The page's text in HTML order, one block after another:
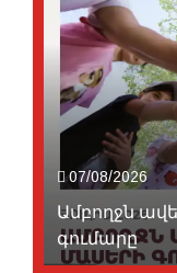
07/08/2026
Ամբողջն
գումարը